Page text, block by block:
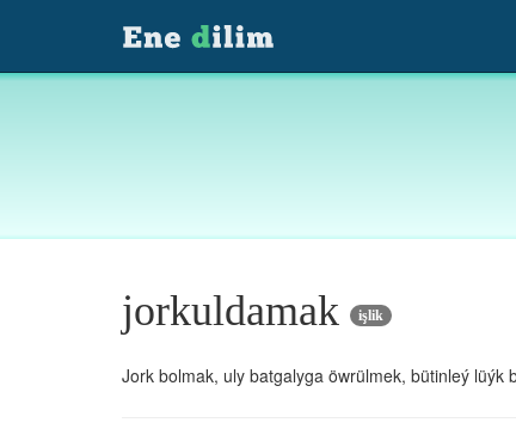
jorkuldamak işlik
Jork bolmak, uly batgalyga öwrülmek, bütinleý lüýk